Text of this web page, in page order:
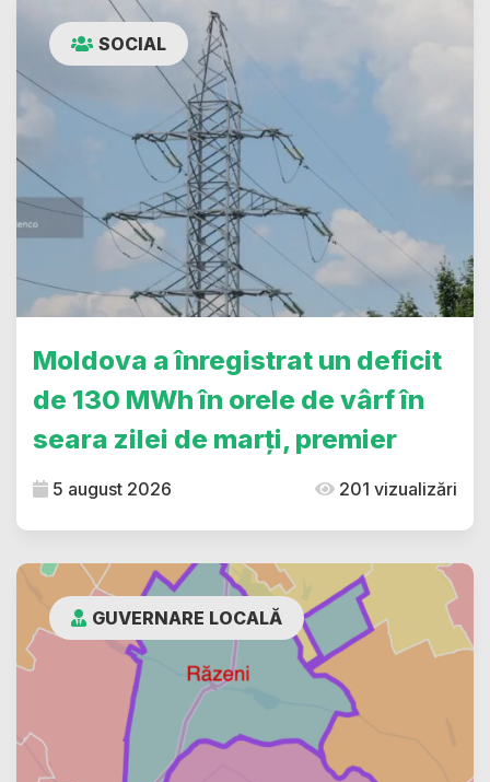
SOCIAL
Moldova a înregistrat un deficit
de 130 MWh în orele de vârf în
seara zilei de marți, premier
5 august 2026 201 vizualizări
GUVERNARE LOCALĂ